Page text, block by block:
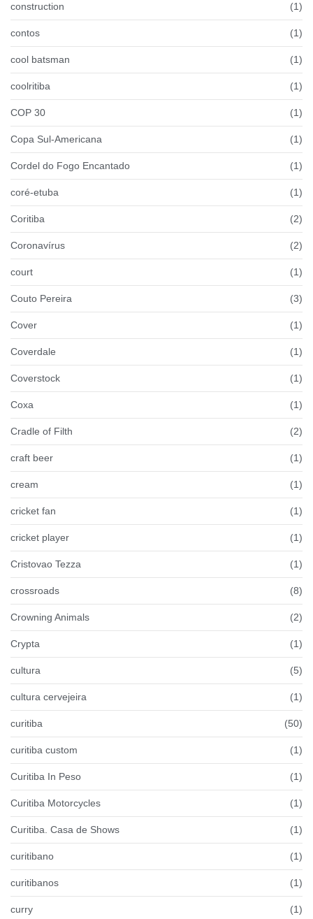
construction (1)
contos (1)
cool batsman (1)
coolritiba (1)
COP 30 (1)
Copa Sul-Americana (1)
Cordel do Fogo Encantado (1)
coré-etuba (1)
Coritiba (2)
Coronavírus (2)
court (1)
Couto Pereira (3)
Cover (1)
Coverdale (1)
Coverstock (1)
Coxa (1)
Cradle of Filth (2)
craft beer (1)
cream (1)
cricket fan (1)
cricket player (1)
Cristovao Tezza (1)
crossroads (8)
Crowning Animals (2)
Crypta (1)
cultura (5)
cultura cervejeira (1)
curitiba (50)
curitiba custom (1)
Curitiba In Peso (1)
Curitiba Motorcycles (1)
Curitiba. Casa de Shows (1)
curitibano (1)
curitibanos (1)
curry (1)